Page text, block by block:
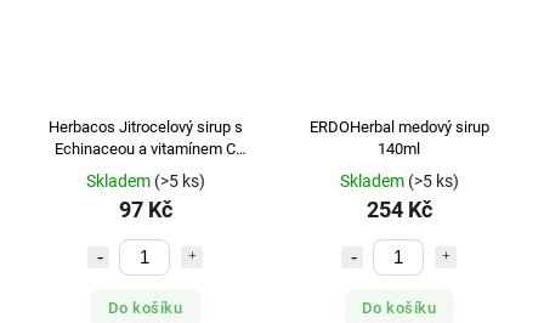
Herbacos Jitrocelový sirup s
Echinaceou a vitamínem C
320g
Skladem (>5 ks)
97 Kč
Do košíku
ERDOHerbal medový sirup
140ml
Skladem (>5 ks)
254 Kč
Do košíku